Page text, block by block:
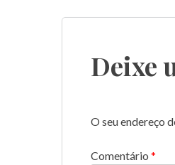
de
Deixe
O seu endereço
Comentário *